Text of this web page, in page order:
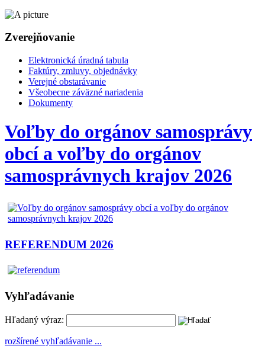
Zverejňovanie
Elektronická úradná tabula
Faktúry, zmluvy, objednávky
Verejné obstarávanie
Všeobecne záväzné nariadenia
Dokumenty
Voľby do orgánov samosprávy
obcí a voľby do orgánov
samosprávnych krajov 2026
REFERENDUM 2026
Vyhľadávanie
Hľadaný výraz:
rozšírené vyhľadávanie ...